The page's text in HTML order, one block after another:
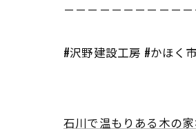
－－－－－－－－－－
#沢野建設工房 #かほく
石川で温もりある木の家